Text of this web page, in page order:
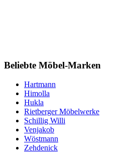
Beliebte Möbel-Marken
Hartmann
Himolla
Hukla
Rietberger Möbelwerke
Schillig Willi
Venjakob
Wöstmann
Zehdenick